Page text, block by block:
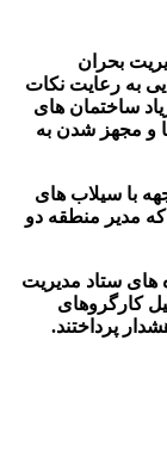
بحران
به رعایت نکات
ساختمان های
و مجهز شدن به
با سیلاب های
مدیر منطقه دو
های ستاد مدیریت
کارگروهای
پرداختند.